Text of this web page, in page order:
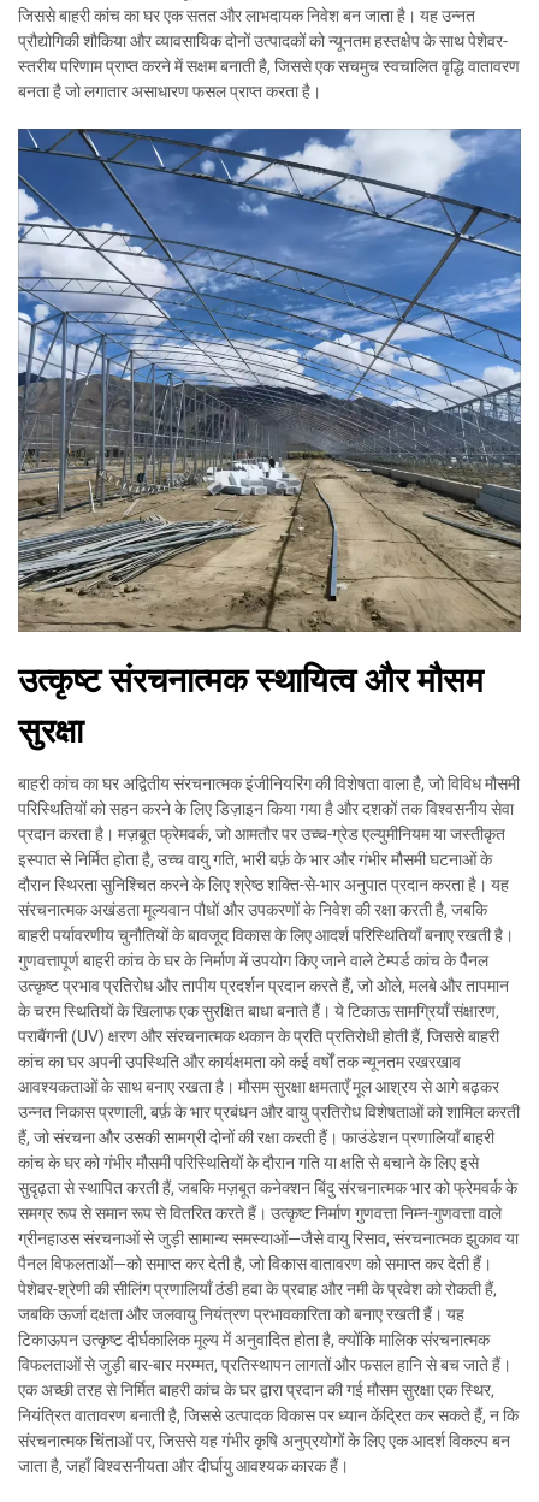
जिससे बाहरी कांच का घर एक सतत और लाभदायक निवेश बन जाता है। यह उन्नत
प्रौद्योगिकी शौकिया और व्यावसायिक दोनों उत्पादकों को न्यूनतम हस्तक्षेप के साथ पेशेवर-
स्तरीय परिणाम प्राप्त करने में सक्षम बनाती है, जिससे एक सचमुच स्वचालित वृद्धि वातावरण
बनता है जो लगातार असाधारण फसल प्राप्त करता है।
उत्कृष्ट संरचनात्मक स्थायित्व और मौसम
सुरक्षा
बाहरी कांच का घर अद्वितीय संरचनात्मक इंजीनियरिंग की विशेषता वाला है, जो विविध मौसमी
परिस्थितियों को सहन करने के लिए डिज़ाइन किया गया है और दशकों तक विश्वसनीय सेवा
प्रदान करता है। मज़बूत फ्रेमवर्क, जो आमतौर पर उच्च-ग्रेड एल्युमीनियम या जस्तीकृत
इस्पात से निर्मित होता है, उच्च वायु गति, भारी बर्फ़ के भार और गंभीर मौसमी घटनाओं के
दौरान स्थिरता सुनिश्चित करने के लिए श्रेष्ठ शक्ति-से-भार अनुपात प्रदान करता है। यह
संरचनात्मक अखंडता मूल्यवान पौधों और उपकरणों के निवेश की रक्षा करती है, जबकि
बाहरी पर्यावरणीय चुनौतियों के बावजूद विकास के लिए आदर्श परिस्थितियाँ बनाए रखती है।
गुणवत्तापूर्ण बाहरी कांच के घर के निर्माण में उपयोग किए जाने वाले टेम्पर्ड कांच के पैनल
उत्कृष्ट प्रभाव प्रतिरोध और तापीय प्रदर्शन प्रदान करते हैं, जो ओले, मलबे और तापमान
के चरम स्थितियों के खिलाफ एक सुरक्षित बाधा बनाते हैं। ये टिकाऊ सामग्रियाँ संक्षारण,
पराबैंगनी (UV) क्षरण और संरचनात्मक थकान के प्रति प्रतिरोधी होती हैं, जिससे बाहरी
कांच का घर अपनी उपस्थिति और कार्यक्षमता को कई वर्षों तक न्यूनतम रखरखाव
आवश्यकताओं के साथ बनाए रखता है। मौसम सुरक्षा क्षमताएँ मूल आश्रय से आगे बढ़कर
उन्नत निकास प्रणाली, बर्फ़ के भार प्रबंधन और वायु प्रतिरोध विशेषताओं को शामिल करती
हैं, जो संरचना और उसकी सामग्री दोनों की रक्षा करती हैं। फाउंडेशन प्रणालियाँ बाहरी
कांच के घर को गंभीर मौसमी परिस्थितियों के दौरान गति या क्षति से बचाने के लिए इसे
सुदृढ़ता से स्थापित करती हैं, जबकि मज़बूत कनेक्शन बिंदु संरचनात्मक भार को फ्रेमवर्क के
समग्र रूप से समान रूप से वितरित करते हैं। उत्कृष्ट निर्माण गुणवत्ता निम्न-गुणवत्ता वाले
ग्रीनहाउस संरचनाओं से जुड़ी सामान्य समस्याओं—जैसे वायु रिसाव, संरचनात्मक झुकाव या
पैनल विफलताओं—को समाप्त कर देती है, जो विकास वातावरण को समाप्त कर देती हैं।
पेशेवर-श्रेणी की सीलिंग प्रणालियाँ ठंडी हवा के प्रवाह और नमी के प्रवेश को रोकती हैं,
जबकि ऊर्जा दक्षता और जलवायु नियंत्रण प्रभावकारिता को बनाए रखती हैं। यह
टिकाऊपन उत्कृष्ट दीर्घकालिक मूल्य में अनुवादित होता है, क्योंकि मालिक संरचनात्मक
विफलताओं से जुड़ी बार-बार मरम्मत, प्रतिस्थापन लागतों और फसल हानि से बच जाते हैं।
एक अच्छी तरह से निर्मित बाहरी कांच के घर द्वारा प्रदान की गई मौसम सुरक्षा एक स्थिर,
नियंत्रित वातावरण बनाती है, जिससे उत्पादक विकास पर ध्यान केंद्रित कर सकते हैं, न कि
संरचनात्मक चिंताओं पर, जिससे यह गंभीर कृषि अनुप्रयोगों के लिए एक आदर्श विकल्प बन
जाता है, जहाँ विश्वसनीयता और दीर्घायु आवश्यक कारक हैं।